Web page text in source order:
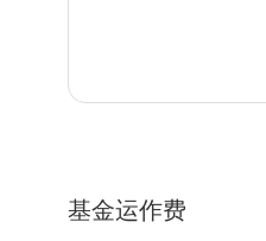
基金运作费